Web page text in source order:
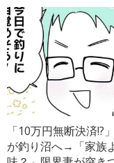
「10万円無断決済!?
が釣り沼へ→「家族